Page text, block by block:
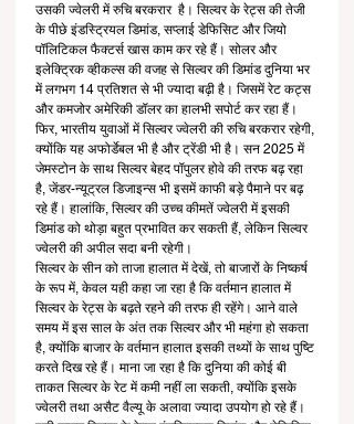
उसकी ज्वेलरी में रुचि बरकरार  है। सिल्वर के रेट्स की तेजी
के पीछे इंडस्ट्रियल डिमांड, सप्लाई डेफिसिट और जियो
पॉलिटिकल फैक्टर्स खास काम कर रहे हैं। सोलर और
इलेक्ट्रिक व्हीकल्स की वजह से सिल्वर की डिमांड दुनिया भर
में लगभग 14 प्रतिशत से भी ज्यादा बढ़ी है। जिसमें रेट कट्स
और कमजोर अमेरिकी डॉलर का हालभी सपोर्ट कर रहा हैं।
फिर, भारतीय युवाओं में सिल्वर ज्वेलरी की रुचि बरकरार रहेगी,
क्योंकि यह अफोर्डेबल भी है और ट्रेंडी भी है। सन 2025 में
जेमस्टोन के साथ सिल्वर बेहद पॉपुलर होवे की तरफ बढ़ रहा
है, जेंडर-न्यूट्रल डिजाइन्स भी इसमें काफी बड़े पैमाने पर बढ़
रहे हैं। हालांकि, सिल्वर की उच्च कीमतें ज्वेलरी में इसकी
डिमांड को थोड़ा बहुत प्रभावित कर सकती हैं, लेकिन सिल्वर
ज्वेलरी की अपील सदा बनी रहेगी।
सिल्वर के सीन को ताजा हालात में देखें, तो बाजारों के निष्कर्ष
के रूप में, केवल यही कहा जा रहा है कि वर्तमान हालात में
सिल्वर के रेट्स के बढ़ते रहने की तरफ ही रहेंगे। आने वाले
समय में इस साल के अंत तक सिल्वर और भी महंगा हो सकता
है, क्योंकि बाजार के वर्तमान हालात इसकी तथ्यों के साथ पुष्टि
करते दिख रहे हैं। माना जा रहा है कि दुनिया की कोई बी
ताकत सिल्वर के रेट में कमी नहीं ला सकती, क्योंकि इसके
ज्वेलरी तथा असैट वैल्यू के अलावा ज्यादा उपयोग हो रहे हैं।